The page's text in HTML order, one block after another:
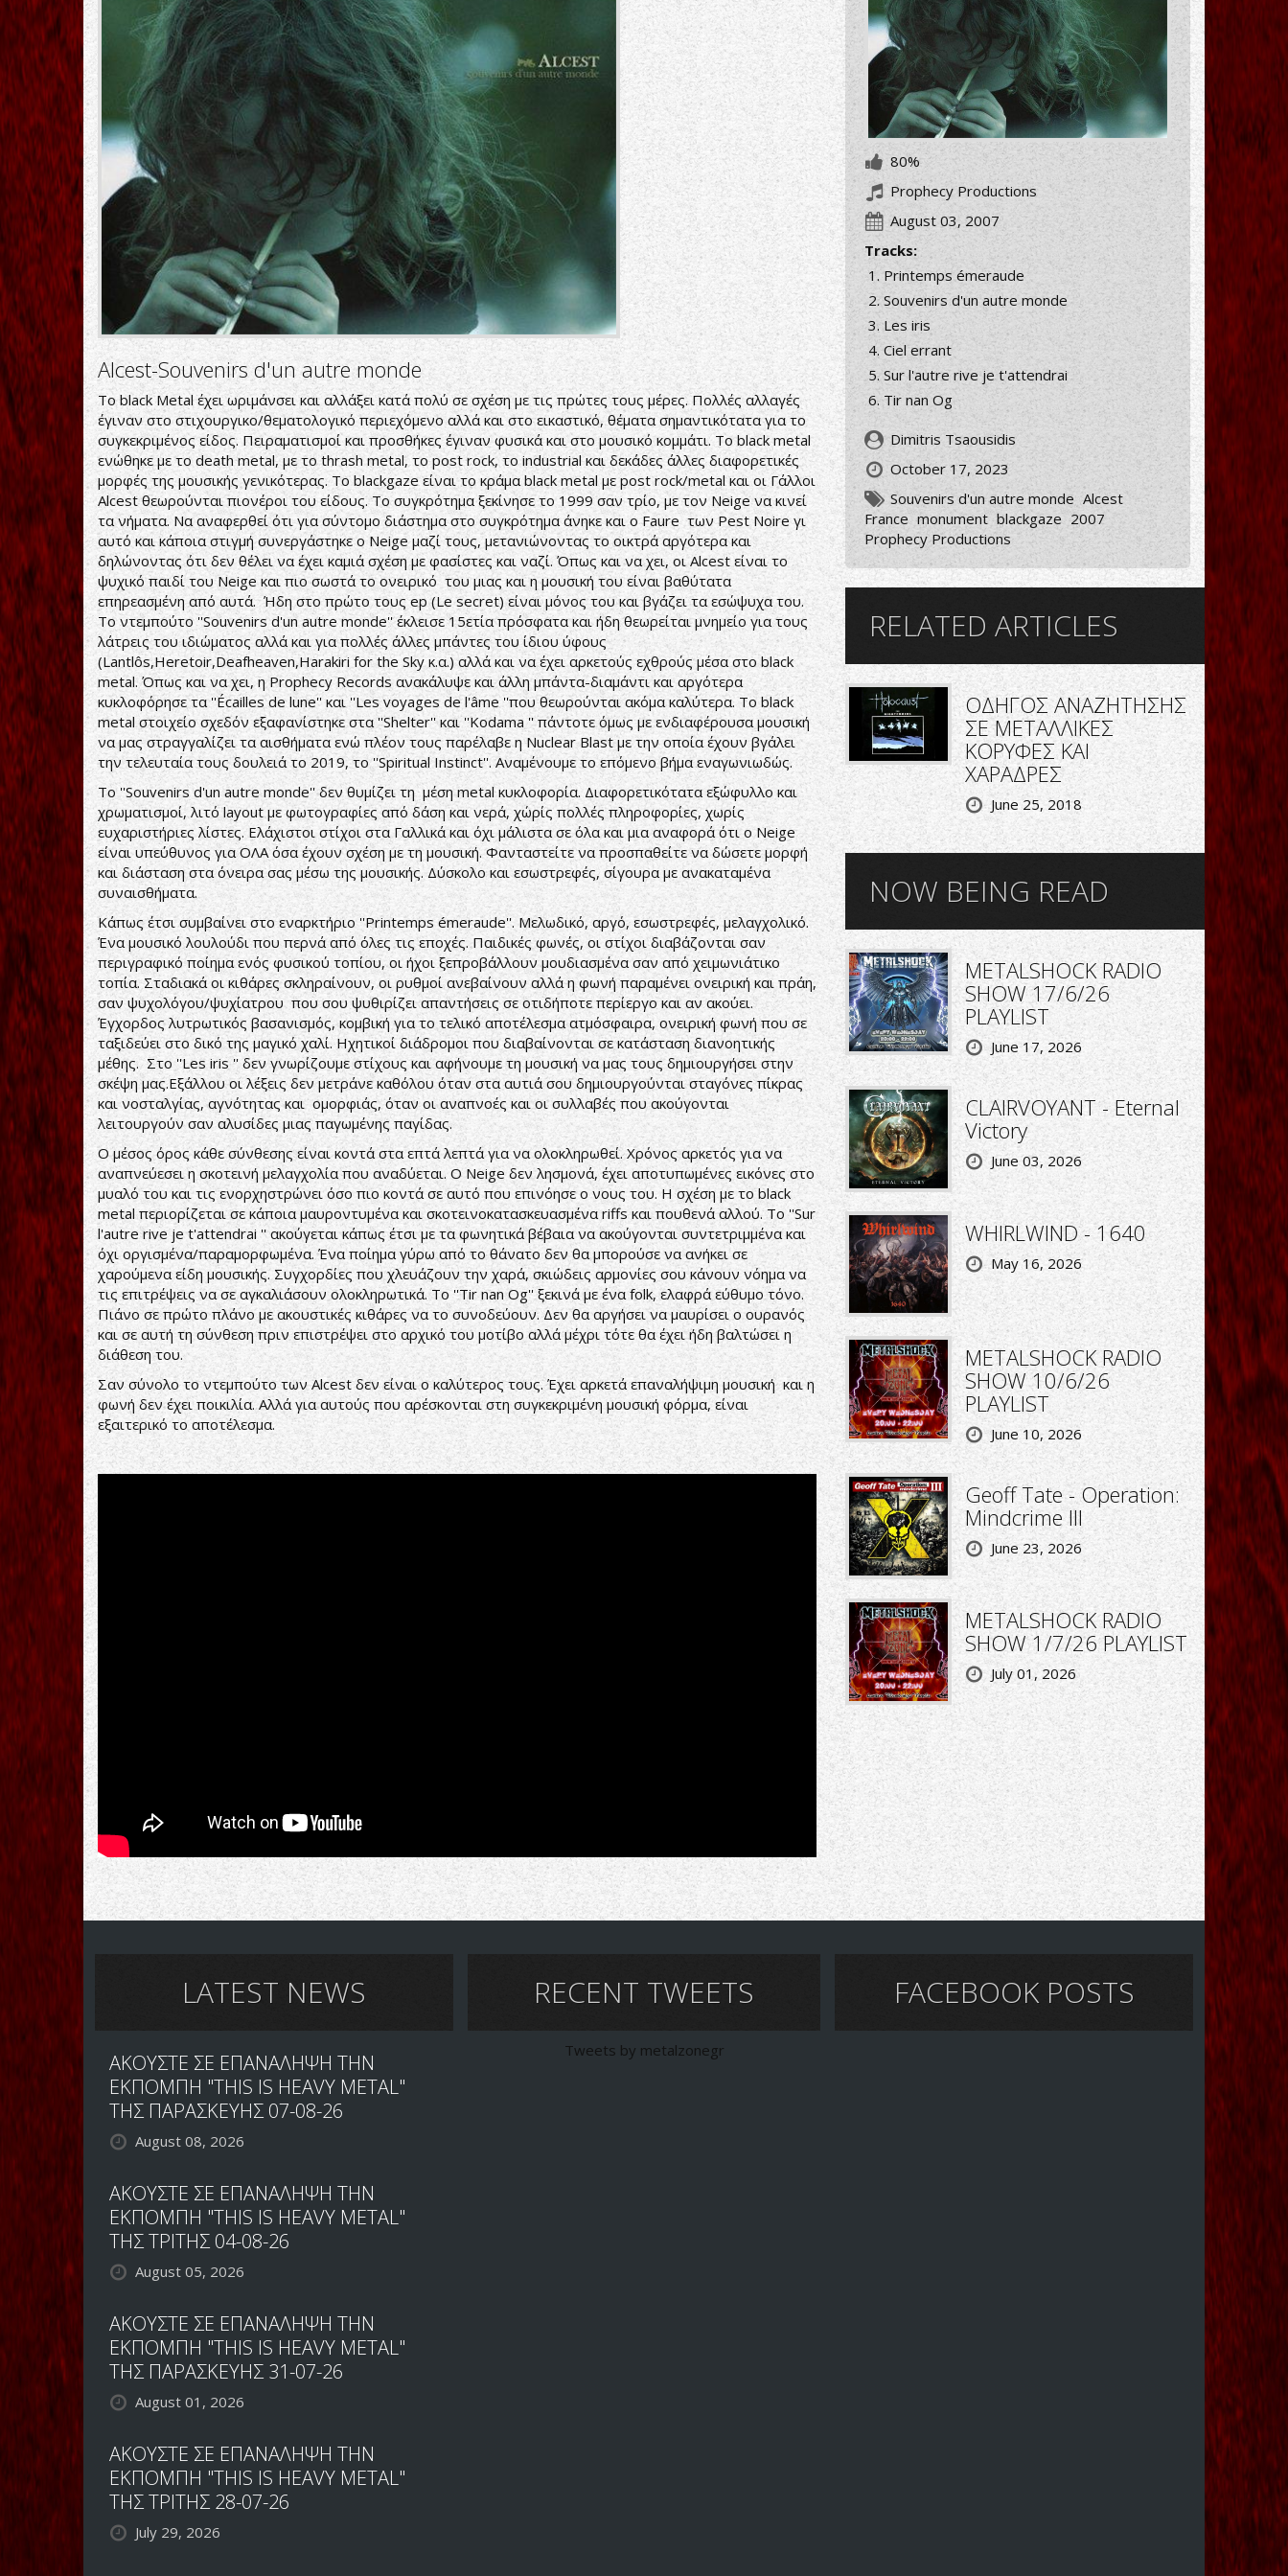
Alcest-Souvenirs d'un autre monde
To black Metal έχει ωριμάνσει και αλλάξει κατά πολύ σε σχέση με τις πρώτες τους μέρες. Πολλές αλλαγές
έγιναν στο στιχουργικο/θεματολογικό περιεχόμενο αλλά και στο εικαστικό, θέματα σημαντικότατα για το
συγκεκριμένος είδος. Πειραματισμοί και προσθήκες έγιναν φυσικά και στο μουσικό κομμάτι. Το black metal
ενώθηκε με το death metal, με το thrash metal, το post rock, το industrial και δεκάδες άλλες διαφορετικές
μορφές της μουσικής γενικότερας. Το blackgaze είναι το κράμα black metal με post rock/metal και οι Γάλλοι
Alcest θεωρούνται πιονέροι του είδους. Το συγκρότημα ξεκίνησε το 1999 σαν τρίο, με τον Neige να κινεί
τα νήματα. Να αναφερθεί ότι για σύντομο διάστημα στο συγκρότημα άνηκε και ο Faure των Pest Noire γι
αυτό και κάποια στιγμή συνεργάστηκε ο Neige μαζί τους, μετανιώνοντας το οικτρά αργότερα και
δηλώνοντας ότι δεν θέλει να έχει καμιά σχέση με φασίστες και ναζί. Όπως και να χει, οι Alcest είναι το
ψυχικό παιδί του Neige και πιο σωστά το ονειρικό του μιας και η μουσική του είναι βαθύτατα
επηρεασμένη από αυτά. Ήδη στο πρώτο τους ep (Le secret) είναι μόνος του και βγάζει τα εσώψυχα του.
Το ντεμπούτο ''Souvenirs d'un autre monde'' έκλεισε 15ετία πρόσφατα και ήδη θεωρείται μνημείο για τους
λάτρεις του ιδιώματος αλλά και για πολλές άλλες μπάντες του ίδιου ύφους
(Lantlôs,Heretoir,Deafheaven,Harakiri for the Sky κ.α.) αλλά και να έχει αρκετούς εχθρούς μέσα στο black
metal. Όπως και να χει, η Prophecy Records ανακάλυψε και άλλη μπάντα-διαμάντι και αργότερα
κυκλοφόρησε τα ''Écailles de lune'' και ''Les voyages de l'âme ''που θεωρούνται ακόμα καλύτερα. Το black
metal στοιχείο σχεδόν εξαφανίστηκε στα ''Shelter'' και ''Kodama '' πάντοτε όμως με ενδιαφέρουσα μουσική
να μας στραγγαλίζει τα αισθήματα ενώ πλέον τους παρέλαβε η Nuclear Blast με την οποία έχουν βγάλει
την τελευταία τους δουλειά το 2019, το ''Spiritual Instinct''. Αναμένουμε το επόμενο βήμα εναγωνιωδώς.
Το ''Souvenirs d'un autre monde'' δεν θυμίζει τη μέση metal κυκλοφορία. Διαφορετικότατα εξώφυλλο και
χρωματισμοί, λιτό layout με φωτογραφίες από δάση και νερά, χώρίς πολλές πληροφορίες, χωρίς
ευχαριστήριες λίστες. Ελάχιστοι στίχοι στα Γαλλικά και όχι μάλιστα σε όλα και μια αναφορά ότι ο Neige
είναι υπεύθυνος για ΟΛΑ όσα έχουν σχέση με τη μουσική. Φανταστείτε να προσπαθείτε να δώσετε μορφή
και διάσταση στα όνειρα σας μέσω της μουσικής. Δύσκολο και εσωστρεφές, σίγουρα με ανακαταμένα
συναισθήματα.
Κάπως έτσι συμβαίνει στο εναρκτήριο ''Printemps émeraude''. Μελωδικό, αργό, εσωστρεφές, μελαγχολικό.
Ένα μουσικό λουλούδι που περνά από όλες τις εποχές. Παιδικές φωνές, οι στίχοι διαβάζονται σαν
περιγραφικό ποίημα ενός φυσικού τοπίου, οι ήχοι ξεπροβάλλουν μουδιασμένα σαν από χειμωνιάτικο
τοπία. Σταδιακά οι κιθάρες σκληραίνουν, οι ρυθμοί ανεβαίνουν αλλά η φωνή παραμένει ονειρική και πράη,
σαν ψυχολόγου/ψυχίατρου που σου ψυθιρίζει απαντήσεις σε οτιδήποτε περίεργο και αν ακούει.
Έγχορδος λυτρωτικός βασανισμός, κομβική για το τελικό αποτέλεσμα ατμόσφαιρα, ονειρική φωνή που σε
ταξιδεύει στο δικό της μαγικό χαλί. Ηχητικοί διάδρομοι που διαβαίνονται σε κατάσταση διανοητικής
μέθης. Στο ''Les iris '' δεν γνωρίζουμε στίχους και αφήνουμε τη μουσική να μας τους δημιουργήσει στην
σκέψη μας.Εξάλλου οι λέξεις δεν μετράνε καθόλου όταν στα αυτιά σου δημιουργούνται σταγόνες πίκρας
και νοσταλγίας, αγνότητας και ομορφιάς, όταν οι αναπνοές και οι συλλαβές που ακούγονται
λειτουργούν σαν αλυσίδες μιας παγωμένης παγίδας.
Ο μέσος όρος κάθε σύνθεσης είναι κοντά στα επτά λεπτά για να ολοκληρωθεί. Χρόνος αρκετός για να
αναπνεύεσει η σκοτεινή μελαγχολία που αναδύεται. Ο Neige δεν λησμονά, έχει αποτυπωμένες εικόνες στο
μυαλό του και τις ενορχηστρώνει όσο πιο κοντά σε αυτό που επινόησε ο νους του. Η σχέση με το black
metal περιορίζεται σε κάποια μαυροντυμένα και σκοτεινοκατασκευασμένα riffs και πουθενά αλλού. Το ''Sur
l'autre rive je t'attendrai '' ακούγεται κάπως έτσι με τα φωνητικά βέβαια να ακούγονται συντετριμμένα και
όχι οργισμένα/παραμορφωμένα. Ένα ποίημα γύρω από το θάνατο δεν θα μπορούσε να ανήκει σε
χαρούμενα είδη μουσικής. Συγχορδίες που χλευάζουν την χαρά, σκιώδεις αρμονίες σου κάνουν νόημα να
τις επιτρέψεις να σε αγκαλιάσουν ολοκληρωτικά. Το ''Tir nan Og'' ξεκινά με ένα folk, ελαφρά εύθυμο τόνο.
Πιάνο σε πρώτο πλάνο με ακουστικές κιθάρες να το συνοδεύουν. Δεν θα αργήσει να μαυρίσει ο ουρανός
και σε αυτή τη σύνθεση πριν επιστρέψει στο αρχικό του μοτίβο αλλά μέχρι τότε θα έχει ήδη βαλτώσει η
διάθεση του.
Σαν σύνολο το ντεμπούτο των Alcest δεν είναι ο καλύτερος τους. Έχει αρκετά επαναλήψιμη μουσική και η
φωνή δεν έχει ποικιλία. Αλλά για αυτούς που αρέσκονται στη συγκεκριμένη μουσική φόρμα, είναι
εξαιτερικό το αποτέλεσμα.
80%
Prophecy Productions
August 03, 2007
Tracks:
Printemps émeraude
Souvenirs d'un autre monde
Les iris
Ciel errant
Sur l'autre rive je t'attendrai
Tir nan Og
Dimitris Tsaousidis
October 17, 2023
Souvenirs d'un autre monde Alcest
France monument blackgaze 2007
Prophecy Productions
RELATED ARTICLES
ΟΔΗΓΟΣ ΑΝΑΖΗΤΗΣΗΣ
ΣΕ ΜΕΤΑΛΛΙΚΕΣ
ΚΟΡΥΦΕΣ ΚΑΙ
ΧΑΡΑΔΡΕΣ
June 25, 2018
NOW BEING READ
METALSHOCK RADIO
SHOW 17/6/26
PLAYLIST
June 17, 2026
CLAIRVOYANT - Eternal
Victory
June 03, 2026
WHIRLWIND - 1640
May 16, 2026
METALSHOCK RADIO
SHOW 10/6/26
PLAYLIST
June 10, 2026
Geoff Tate - Operation:
Mindcrime III
June 23, 2026
METALSHOCK RADIO
SHOW 1/7/26 PLAYLIST
July 01, 2026
LATEST NEWS
ΑΚΟΥΣΤΕ ΣΕ ΕΠΑΝΑΛΗΨΗ ΤΗΝ
ΕΚΠΟΜΠΗ "THIS IS HEAVY METAL"
ΤΗΣ ΠΑΡΑΣΚΕΥΗΣ 07-08-26
August 08, 2026
ΑΚΟΥΣΤΕ ΣΕ ΕΠΑΝΑΛΗΨΗ ΤΗΝ
ΕΚΠΟΜΠΗ "THIS IS HEAVY METAL"
ΤΗΣ ΤΡΙΤΗΣ 04-08-26
August 05, 2026
ΑΚΟΥΣΤΕ ΣΕ ΕΠΑΝΑΛΗΨΗ ΤΗΝ
ΕΚΠΟΜΠΗ "THIS IS HEAVY METAL"
ΤΗΣ ΠΑΡΑΣΚΕΥΗΣ 31-07-26
August 01, 2026
ΑΚΟΥΣΤΕ ΣΕ ΕΠΑΝΑΛΗΨΗ ΤΗΝ
ΕΚΠΟΜΠΗ "THIS IS HEAVY METAL"
ΤΗΣ ΤΡΙΤΗΣ 28-07-26
July 29, 2026
RECENT TWEETS
Tweets by metalzonegr
FACEBOOK POSTS